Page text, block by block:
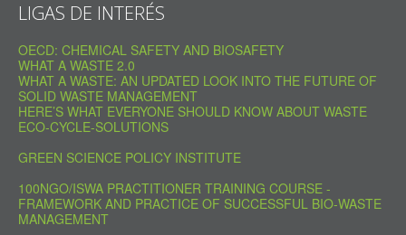
LIGAS DE INTERÉS
OECD: CHEMICAL SAFETY AND BIOSAFETY
WHAT A WASTE 2.0
WHAT A WASTE: AN UPDATED LOOK INTO THE FUTURE OF
SOLID WASTE MANAGEMENT
HERE’S WHAT EVERYONE SHOULD KNOW ABOUT WASTE
ECO-CYCLE-SOLUTIONS
GREEN SCIENCE POLICY INSTITUTE
100NGO/ISWA PRACTITIONER TRAINING COURSE -
FRAMEWORK AND PRACTICE OF SUCCESSFUL BIO-WASTE
MANAGEMENT